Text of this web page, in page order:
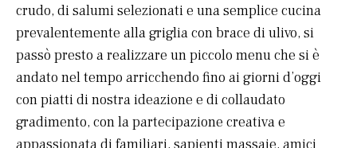
crudo, di salumi selezionati e una semplice cucina
prevalentemente alla griglia con brace di ulivo, si
passò presto a realizzare un piccolo menu che si è
andato nel tempo arricchendo fino ai giorni d’oggi
con piatti di nostra ideazione e di collaudato
gradimento, con la partecipazione creativa e